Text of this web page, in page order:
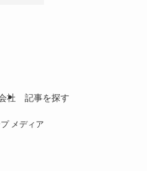
社 記事を探す
メディア